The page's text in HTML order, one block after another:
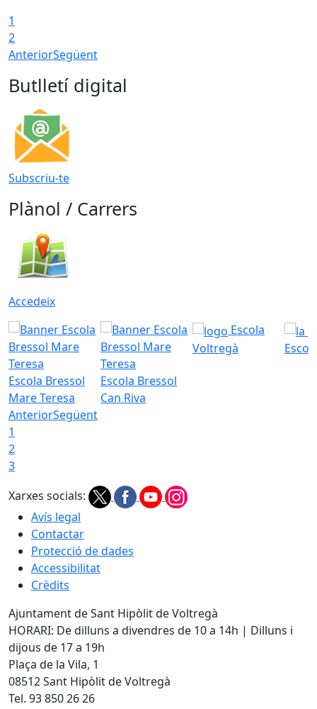
1
2
AnteriorSegüent
Butlletí digital
Subscriu-te
Plànol / Carrers
Accedeix
Escola Bressol
Mare Teresa
Escola Bressol
Can Riva
Escola
Voltregà
AnteriorSegüent
1
2
3
Xarxes socials:
Avís legal
Contactar
Protecció de dades
Accessibilitat
Crèdits
Ajuntament de Sant Hipòlit de Voltregà
HORARI: De dilluns a divendres de 10 a 14h | Dilluns i
dijous de 17 a 19h
Plaça de la Vila, 1
08512 Sant Hipòlit de Voltregà
Tel. 93 850 26 26